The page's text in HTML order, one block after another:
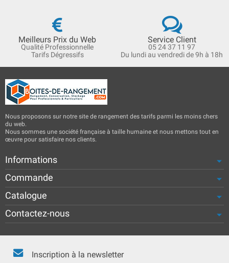
Meilleurs Prix du Web
Qualité Professionnelle
Tarifs Dégressifs
Service Client
05 24 37 11 97
Du lundi au vendredi de 9h à 18h
Nous proposons sur notre site de rangement des tarifs parmi les moins chers
du web.
Nous sommes une société française à taille humaine et nous mettons tout en
œuvre pour satisfaire nos clients.
Informations
Commande
Catalogue
Contactez-nous
Inscription à la newsletter